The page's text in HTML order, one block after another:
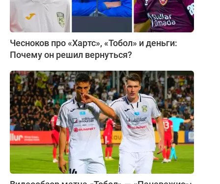
Чесноков про «Хартс», «Тобол» и деньги:
Почему он решил вернуться?